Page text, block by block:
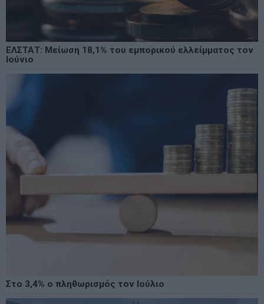
ΕΛΣΤΑΤ: Μείωση 18,1% του εμπορικού ελλείμματος τον
Ιούνιο
Στο 3,4% ο πληθωρισμός τον Ιούλιο